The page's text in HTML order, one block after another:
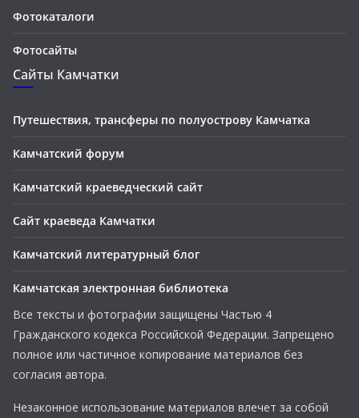
Фотокаталоги
Фотосайты
Сайты Камчатки
Путешествия, трансферы по полуострову Камчатка
Камчатский форум
Камчатский краеведческий сайт
Сайт краеведа Камчатки
Камчатский литературный блог
Камчатская электронная библиотека
Все тексты и фотографии защищены Частью 4
Гражданского кодекса Российской Федерации. Запрещено
полное или частичное копирование материалов без
согласия автора.
Незаконное использование материалов влечет за собой